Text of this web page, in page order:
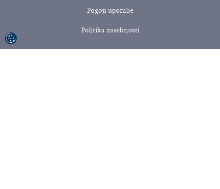
Pogoji uporabe
Politika zasebnosti